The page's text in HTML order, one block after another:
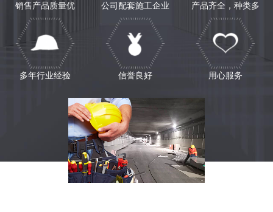
销售产品质量优 公司配套施工企业 产品齐全，种类多
多年行业经验 信誉良好 用心服务